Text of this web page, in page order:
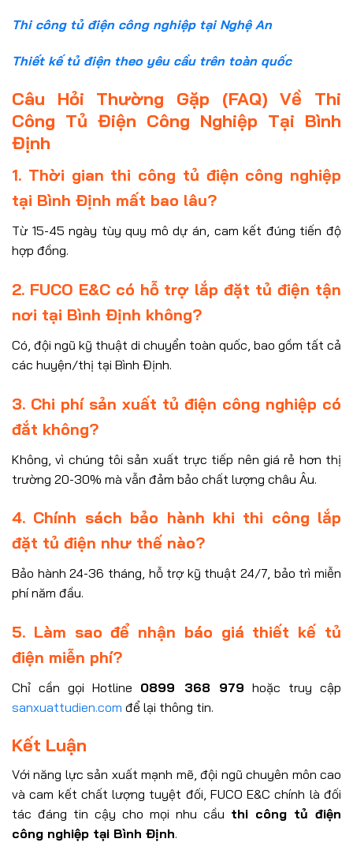
Thi công tủ điện công nghiệp tại Nghệ An
Thiết kế tủ điện theo yêu cầu trên toàn quốc
Câu Hỏi Thường Gặp (FAQ) Về Thi
Công Tủ Điện Công Nghiệp Tại Bình
Định
1. Thời gian thi công tủ điện công nghiệp
tại Bình Định mất bao lâu?
Từ 15-45 ngày tùy quy mô dự án, cam kết đúng tiến độ
hợp đồng.
2. FUCO E&C có hỗ trợ lắp đặt tủ điện tận
nơi tại Bình Định không?
Có, đội ngũ kỹ thuật di chuyển toàn quốc, bao gồm tất cả
các huyện/thị tại Bình Định.
3. Chi phí sản xuất tủ điện công nghiệp có
đắt không?
Không, vì chúng tôi sản xuất trực tiếp nên giá rẻ hơn thị
trường 20-30% mà vẫn đảm bảo chất lượng châu Âu.
4. Chính sách bảo hành khi thi công lắp
đặt tủ điện như thế nào?
Bảo hành 24-36 tháng, hỗ trợ kỹ thuật 24/7, bảo trì miễn
phí năm đầu.
5. Làm sao để nhận báo giá thiết kế tủ
điện miễn phí?
Chỉ cần gọi Hotline 0899 368 979 hoặc truy cập
sanxuattudien.com để lại thông tin.
Kết Luận
Với năng lực sản xuất mạnh mẽ, đội ngũ chuyên môn cao
và cam kết chất lượng tuyệt đối, FUCO E&C chính là đối
tác đáng tin cậy cho mọi nhu cầu thi công tủ điện
công nghiệp tại Bình Định.